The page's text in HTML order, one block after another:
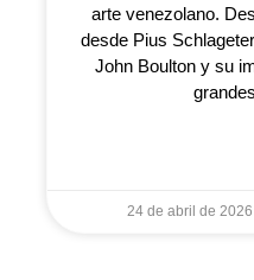
arte venezolano.
desde Pius
John Boulton y su
24 de abril de 2026